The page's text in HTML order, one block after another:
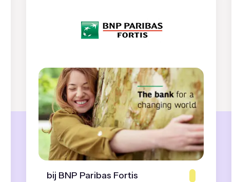
bij BNP Paribas Fortis